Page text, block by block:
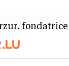
fondatrice
représente
Nous